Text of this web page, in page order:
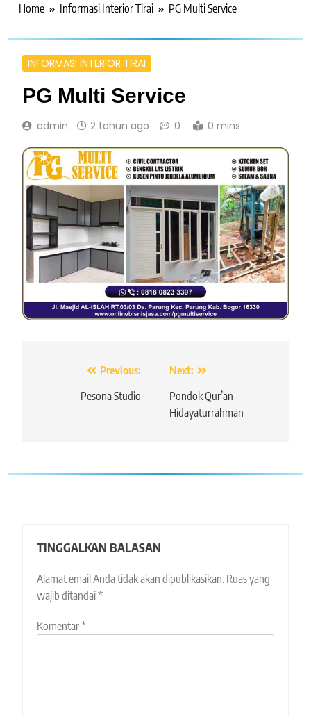
Home Informasi Interior Tirai PG Multi Service
INFORMASI INTERIOR TIRAI
PG Multi Service
admin 2 tahun ago 0 0 mins
Navigasi Previous:
Pesona Studio
Next:
Pondok Qur’an
Hidayaturrahman
TINGGALKAN BALASAN
Alamat email Anda tidak akan dipublikasikan. Ruas yang
wajib ditandai*
Komentar*